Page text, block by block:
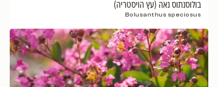
בולוסנתוס נאה (עץ הויסטריה)
Bolusanthus speciosus